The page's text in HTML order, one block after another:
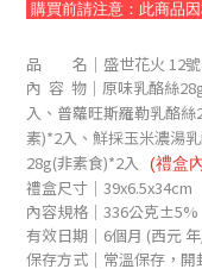
購買前請注意：此商品
品 名｜ 盛世花火 12
內 容 物｜ 原味乳酪絲
入 、 普蘿旺斯羅勒乳酪絲
素)*2入 、 鮮採玉米濃湯
28g(非素食)*2入 (禮盒
禮盒尺寸│ 39x6.5x34cm
內容規格｜336公克±5%
有效日期｜6個月 (西元
保存方式｜常溫保存，開